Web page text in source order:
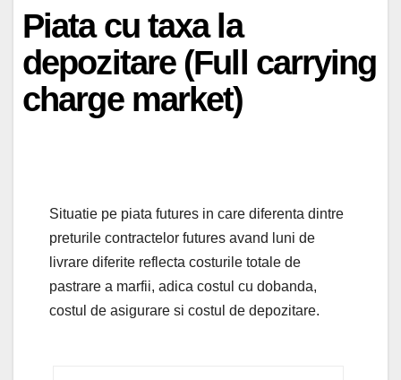
Piata cu taxa la
depozitare (Full carrying
charge market)
Situatie pe piata futures in care diferenta dintre
preturile contractelor futures avand luni de
livrare diferite reflecta costurile totale de
pastrare a marfii, adica costul cu dobanda,
costul de asigurare si costul de depozitare.